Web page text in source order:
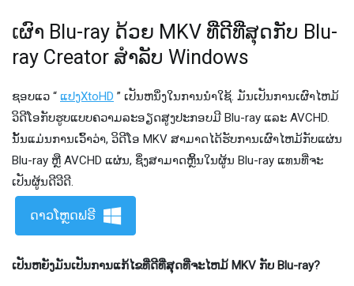
ເຜົາ Blu-ray ດ້ວຍ MKV ທີ່ດີທີ່ສຸດກັບ Blu-
ray Creator ສໍາລັບ Windows
ຊອບ​ແວ “ ແປງXtoHD ” ເປັນ​ຫນຶ່ງ​ໃນ​ການ​ນໍາ​ໃຊ້​. ມັນ​ເປັນ​ການ​ເຜົາ​ໄຫມ້​
ວິ​ດີ​ໂອ​ກັບ​ຮູບ​ແບບ​ຄວາມ​ລະ​ອຽດ​ສູງ​ປະ​ກອບ​ມີ Blu​-ray ແລະ AVCHD​.
ນັ້ນ​ແມ່ນ​ການ​ເວົ້າ​ວ່າ​, ວິ​ດີ​ໂອ MKV ສາ​ມາດ​ໄດ້​ຮັບ​ການ​ເຜົາ​ໄຫມ້​ກັບ​ແຜ່ນ
Blu​-ray ຫຼື AVCHD ແຜ່ນ​, ຊຶ່ງ​ສາ​ມາດ​ຫຼິ້ນ​ໃນ​ຜູ້ນ Blu​-ray ແທນ​ທີ່​ຈະ​
ເປັນ​ຜູ້ນ​ດີ​ວີ​ດີ​.
ດາວໂຫຼດຟຣີ
ເປັນຫຍັງມັນເປັນການແກ້ໄຂທີ່ດີທີ່ສຸດທີ່ຈະໄຫມ້ MKV ກັບ Blu-ray?